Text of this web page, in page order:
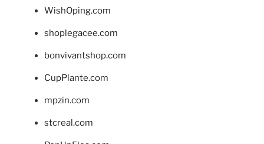
WishOping.com
shoplegacee.com
bonvivantshop.com
CupPlante.com
mpzin.com
stcreal.com